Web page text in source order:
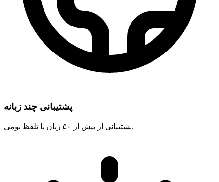
پشتیبانی چند زبانه
پشتیبانی از بیش از ۵۰ زبان با تلفظ بومی.